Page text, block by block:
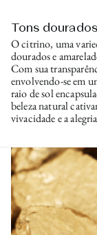
Tons
O citrino, uma
dourados e
Com sua
envolvendo-se em
raio de sol
beleza natural
vivacidade e a